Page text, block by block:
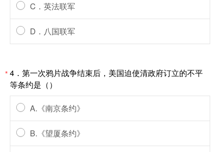
C．英法联军
D．八国联军
*4．第一次鸦片战争结束后，美国迫使清政府订立的不平
等条约是（）
A.《南京条约》
B.《望厦条约》